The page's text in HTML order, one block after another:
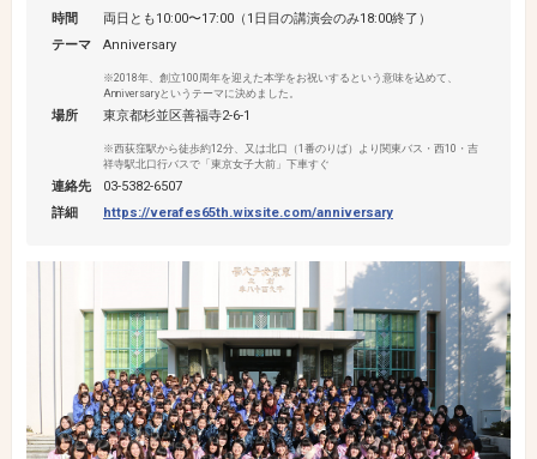
時間
両日とも10:00〜17:00（1日目の講演会のみ18:00終了）
テーマ
Anniversary
※2018年、創立100周年を迎えた本学をお祝いするという意味を込めて、
Anniversaryというテーマに決めました。
場所 東京都杉並区善福寺2-6-1
※西荻窪駅から徒歩約12分、又は北口（1番のりば）より関東バス・西10・吉
祥寺駅北口行バスで「東京女子大前」下車すぐ
連絡先
03-5382-6507
詳細
https://verafes65th.wixsite.com/anniversary